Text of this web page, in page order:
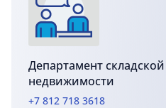
Департамент
недвижимости
+7 812 718 3618